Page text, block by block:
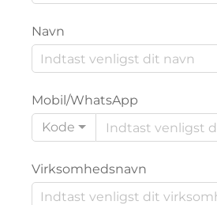
Navn
Mobil/WhatsApp
Kode
Virksomhedsnavn